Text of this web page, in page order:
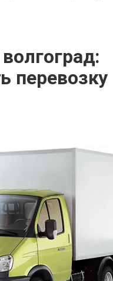
перевозку